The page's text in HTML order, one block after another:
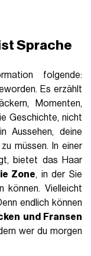
Sprache
folgende:
Es erzählt
Momenten,
Geschichte, nicht
Aussehen, deine
müssen. In einer
bietet das Haar
Zone, in der Sie
können. Vielleicht
endlich können
und Fransen
wer du morgen